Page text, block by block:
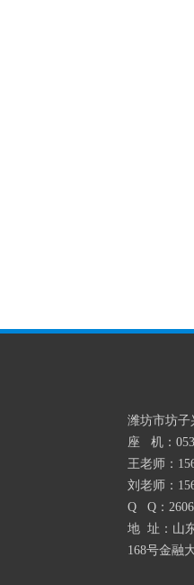
潍坊市坊子
座 机：
王老师：
刘老师：
Q Q：
地 址：山
168号金融